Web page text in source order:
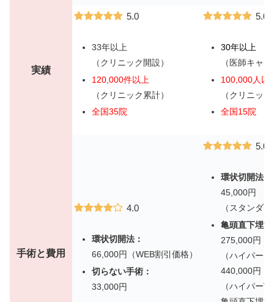
実績
5.0
33年以上
（クリニック開設）
120,000件以上
（クリニック累計）
全国35院
5.0
30年以上
（医師キャ
100,000人以
（クリニッ
全国15院
手術と費用
4.0
環状切開法：
66,000円（WEB割引価格）
切らない手術：
33,000円
5.0
環状切開法：
45,000円
（スタンダ
亀頭直下埋没
275,000円
（ハイパー
440,000円
（ハイパーV